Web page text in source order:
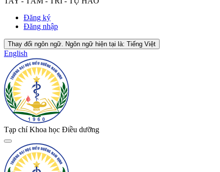
Đăng ký
Đăng nhập
Thay đổi ngôn ngữ. Ngôn ngữ hiện tại là: Tiếng Việt
English
Tạp chí Khoa học Điều dưỡng